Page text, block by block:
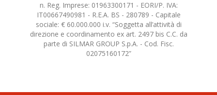
n. Reg. Imprese: 01963300171 - EORI/P. IVA:
IT00667490981 - R.E.A. BS - 280789 - Capitale
sociale: € 60.000.000 i.v. “Soggetta all’attività di
direzione e coordinamento ex art. 2497 bis C.C. da
parte di SILMAR GROUP S.p.A. - Cod. Fisc.
02075160172”